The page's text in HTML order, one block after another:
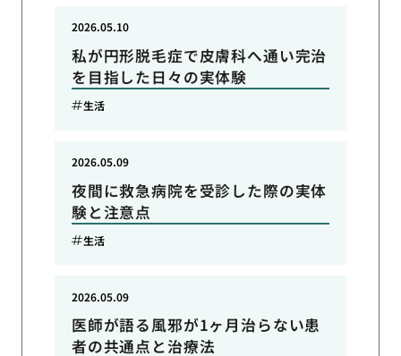
私が円形脱毛症で皮膚科へ通い完治
を目指した日々の実体験
2026.05.10
生活
夜間に救急病院を受診した際の実体
験と注意点
2026.05.09
生活
医師が語る風邪が1ヶ月治らない患
者の共通点と治療法
2026.05.09